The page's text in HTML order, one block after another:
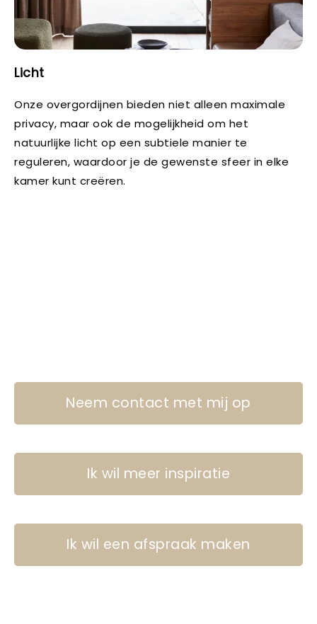
Licht
Onze overgordijnen bieden niet alleen maximale
privacy, maar ook de mogelijkheid om het
natuurlijke licht op een subtiele manier te
reguleren, waardoor je de gewenste sfeer in elke
kamer kunt creëren.
Neem contact met mij op
Ik wil meer inspiratie
Ik wil een afspraak maken